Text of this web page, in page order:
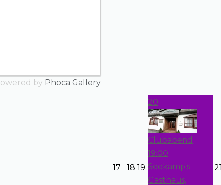
by Phoca Gallery
17 18 19
20
Clubabend
19:00
Seekamp's
Gasthaus,